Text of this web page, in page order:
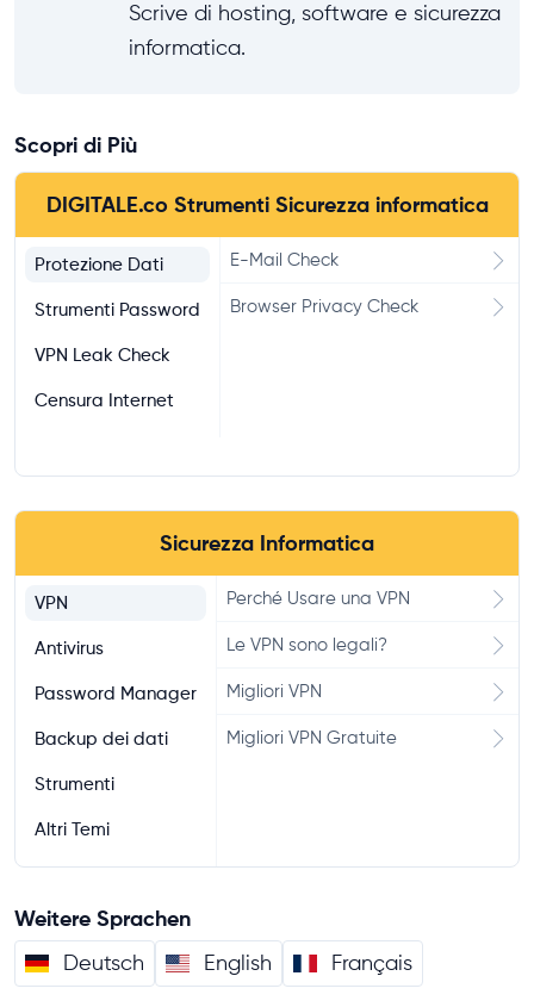
Scrive di hosting, software e sicurezza
informatica.
Scopri di Più
DIGITALE.co Strumenti Sicurezza informatica
Protezione Dati
Strumenti Password
VPN Leak Check
Censura Internet
E-Mail Check
Browser Privacy Check
Sicurezza Informatica
VPN
Antivirus
Password Manager
Backup dei dati
Strumenti
Altri Temi
Perché Usare una VPN
Le VPN sono legali?
Migliori VPN
Migliori VPN Gratuite
Weitere Sprachen
Deutsch English Français